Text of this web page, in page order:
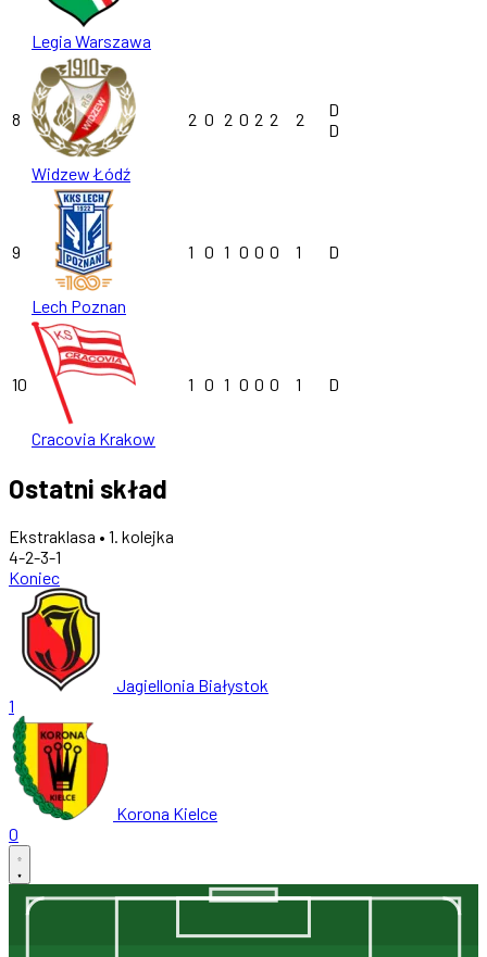
Legia Warszawa
8
Widzew Łódź
2 0 2 0 2 2 2
D
D
9
Lech Poznan
1 0 1 0 0 0 1 D
10
Cracovia Krakow
1 0 1 0 0 0 1 D
Ostatni skład
Ekstraklasa • 1. kolejka
4-2-3-1
Koniec
Jagiellonia Białystok
1
Korona Kielce
0